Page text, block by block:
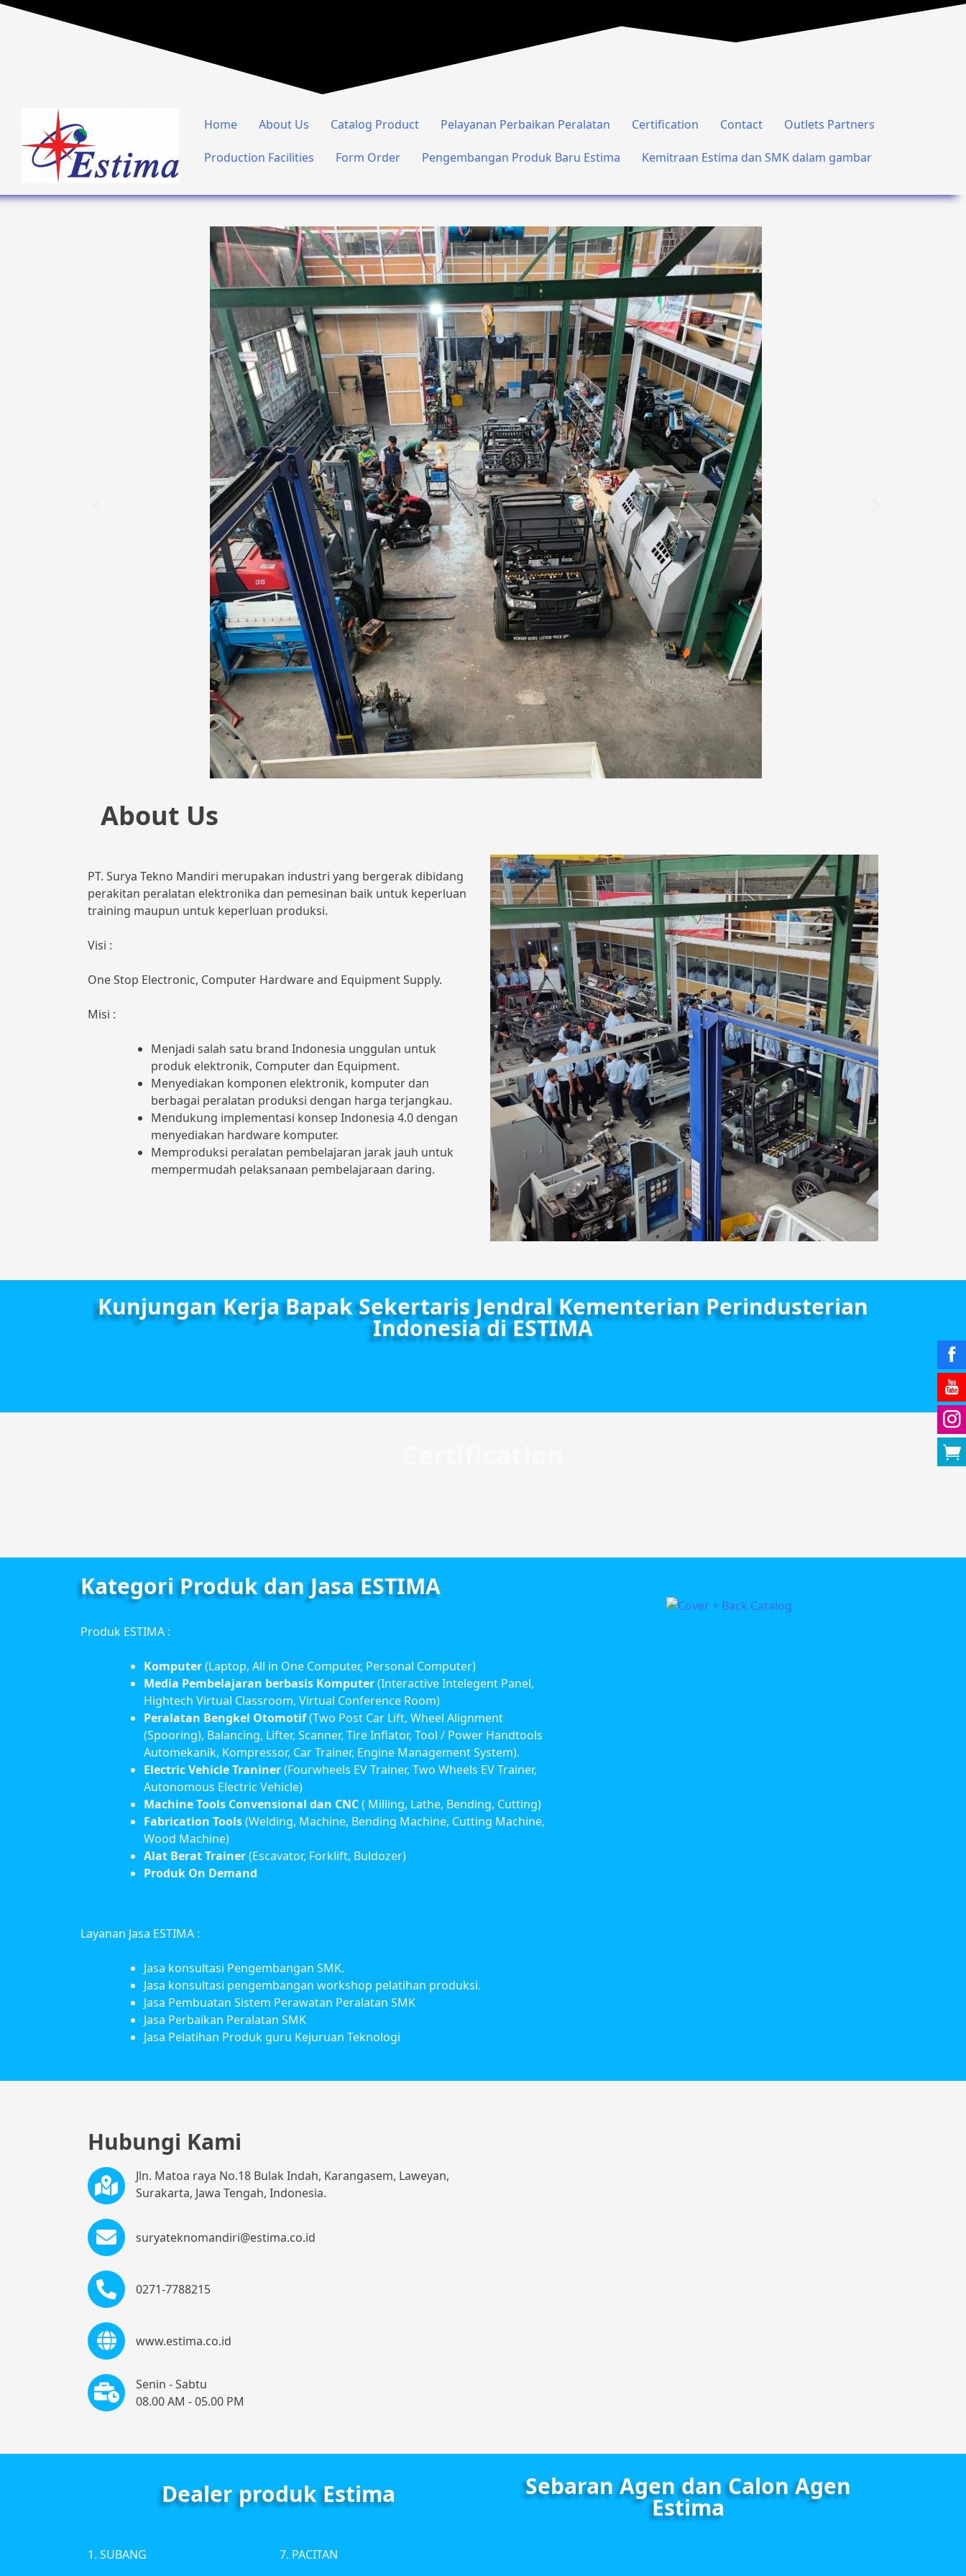
Home About Us Catalog Product Pelayanan Perbaikan Peralatan Certification Contact Outlets Partners
Production Facilities Form Order Pengembangan Produk Baru Estima Kemitraan Estima dan SMK dalam gambar
About Us
PT. Surya Tekno Mandiri merupakan industri yang bergerak dibidang
perakitan peralatan elektronika dan pemesinan baik untuk keperluan
training maupun untuk keperluan produksi.
Visi :
One Stop Electronic, Computer Hardware and Equipment Supply.
Misi :
Menjadi salah satu brand Indonesia unggulan untuk
produk elektronik, Computer dan Equipment.
Menyediakan komponen elektronik, komputer dan
berbagai peralatan produksi dengan harga terjangkau.
Mendukung implementasi konsep Indonesia 4.0 dengan
menyediakan hardware komputer.
Memproduksi peralatan pembelajaran jarak jauh untuk
mempermudah pelaksanaan pembelajaraan daring.
Kunjungan Kerja Bapak Sekertaris Jendral Kementerian Perindusterian
Indonesia di ESTIMA
Kategori Produk dan Jasa ESTIMA
Produk ESTIMA :
Komputer(Laptop, All in One Computer, Personal Computer)
Media Pembelajaran berbasis Komputer(Interactive Intelegent Panel,
Hightech Virtual Classroom, Virtual Conference Room)
Peralatan Bengkel Otomotif(Two Post Car Lift, Wheel Alignment
(Spooring), Balancing, Lifter, Scanner, Tire Inflator, Tool / Power Handtools
Automekanik, Kompressor, Car Trainer, Engine Management System).
Electric Vehicle Traniner(Fourwheels EV Trainer, Two Wheels EV Trainer,
Autonomous Electric Vehicle)
Machine Tools Convensional dan CNC( Milling, Lathe, Bending, Cutting)
Fabrication Tools(Welding, Machine, Bending Machine, Cutting Machine,
Wood Machine)
Alat Berat Trainer(Escavator, Forklift, Buldozer)
Produk On Demand
Layanan Jasa ESTIMA :
Jasa konsultasi Pengembangan SMK.
Jasa konsultasi pengembangan workshop pelatihan produksi.
Jasa Pembuatan Sistem Perawatan Peralatan SMK
Jasa Perbaikan Peralatan SMK
Jasa Pelatihan Produk guru Kejuruan Teknologi
Hubungi Kami
Jln. Matoa raya No.18 Bulak Indah, Karangasem, Laweyan,
Surakarta, Jawa Tengah, Indonesia.
suryateknomandiri@estima.co.id
0271-7788215
www.estima.co.id
Senin - Sabtu
08.00 AM - 05.00 PM
Dealer produk Estima
1. SUBANG 7. PACITAN
Sebaran Agen dan Calon Agen
Estima